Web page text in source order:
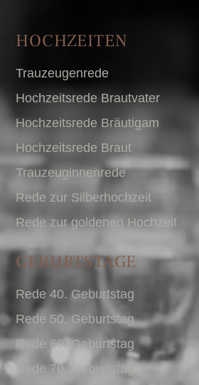
HOCHZEITEN
Trauzeugenrede
Hochzeitsrede Brautvater
Hochzeitsrede Bräutigam
Hochzeitsrede Braut
Trauzeuginnenrede
Rede zur Silberhochzeit
Rede zur goldenen Hochzeit
GEBURTSTAGE
Rede 40. Geburtstag
Rede 50. Geburtstag
Rede 60. Geburtstag
Rede 70. Geburtstag